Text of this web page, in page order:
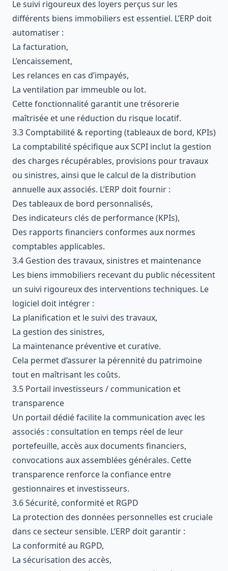
Le suivi rigoureux des loyers perçus sur les
différents biens immobiliers est essentiel. L’ERP doit
automatiser :
La facturation,
L’encaissement,
Les relances en cas d’impayés,
La ventilation par immeuble ou lot.
Cette fonctionnalité garantit une trésorerie
maîtrisée et une réduction du risque locatif.
3.3 Comptabilité & reporting (tableaux de bord, KPIs)
La comptabilité spécifique aux SCPI inclut la gestion
des charges récupérables, provisions pour travaux
ou sinistres, ainsi que le calcul de la distribution
annuelle aux associés. L’ERP doit fournir :
Des tableaux de bord personnalisés,
Des indicateurs clés de performance (KPIs),
Des rapports financiers conformes aux normes
comptables applicables.
3.4 Gestion des travaux, sinistres et maintenance
Les biens immobiliers recevant du public nécessitent
un suivi rigoureux des interventions techniques. Le
logiciel doit intégrer :
La planification et le suivi des travaux,
La gestion des sinistres,
La maintenance préventive et curative.
Cela permet d’assurer la pérennité du patrimoine
tout en maîtrisant les coûts.
3.5 Portail investisseurs / communication et
transparence
Un portail dédié facilite la communication avec les
associés : consultation en temps réel de leur
portefeuille, accès aux documents financiers,
convocations aux assemblées générales. Cette
transparence renforce la confiance entre
gestionnaires et investisseurs.
3.6 Sécurité, conformité et RGPD
La protection des données personnelles est cruciale
dans ce secteur sensible. L’ERP doit garantir :
La conformité au RGPD,
La sécurisation des accès,